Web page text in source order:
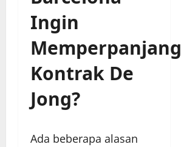
Ingin
Memperpanjang
Kontrak De
Jong?
Ada beberapa alasan